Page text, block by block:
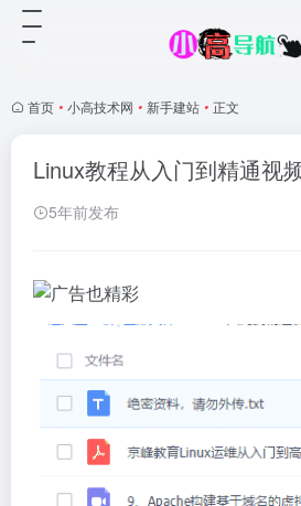
首页 • 小高技术网 • 新手建站 • 正文
Linux教程从入门到精通视
5年前发布